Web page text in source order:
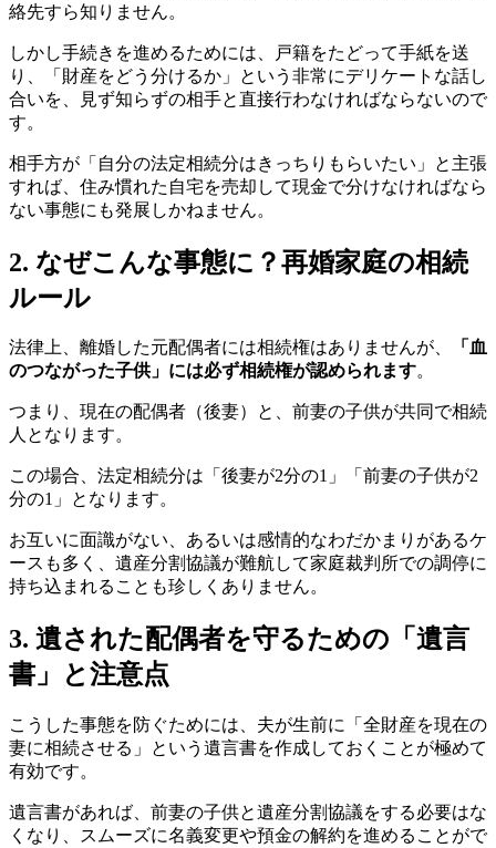
絡先すら知りません。
しかし手続きを進めるためには、戸籍をたどって手紙を送
り、「財産をどう分けるか」という非常にデリケートな話し
合いを、見ず知らずの相手と直接行わなければならないので
す。
相手方が「自分の法定相続分はきっちりもらいたい」と主張
すれば、住み慣れた自宅を売却して現金で分けなければなら
ない事態にも発展しかねません。
2. なぜこんな事態に？再婚家庭の相続
ルール
法律上、離婚した元配偶者には相続権はありませんが、
「血
のつながった子供」には必ず相続権が認められます。
つまり、現在の配偶者（後妻）と、前妻の子供が共同で相続
人となります。
この場合、法定相続分は「後妻が2分の1」「前妻の子供が2
分の1」となります。
お互いに面識がない、あるいは感情的なわだかまりがあるケ
ースも多く、遺産分割協議が難航して家庭裁判所での調停に
持ち込まれることも珍しくありません。
3. 遺された配偶者を守るための「遺言
書」と注意点
こうした事態を防ぐためには、夫が生前に「全財産を現在の
妻に相続させる」という遺言書を作成しておくことが極めて
有効です。
遺言書があれば、前妻の子供と遺産分割協議をする必要はな
くなり、スムーズに名義変更や預金の解約を進めることがで